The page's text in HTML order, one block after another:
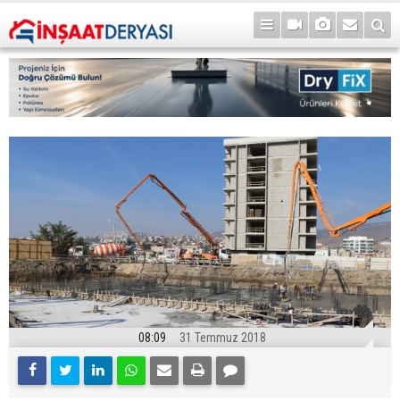
08:09 31 Temmuz 2018